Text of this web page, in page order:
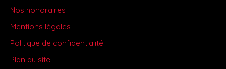
Nos honoraires
Mentions légales
Politique de confidentialité
Plan du site